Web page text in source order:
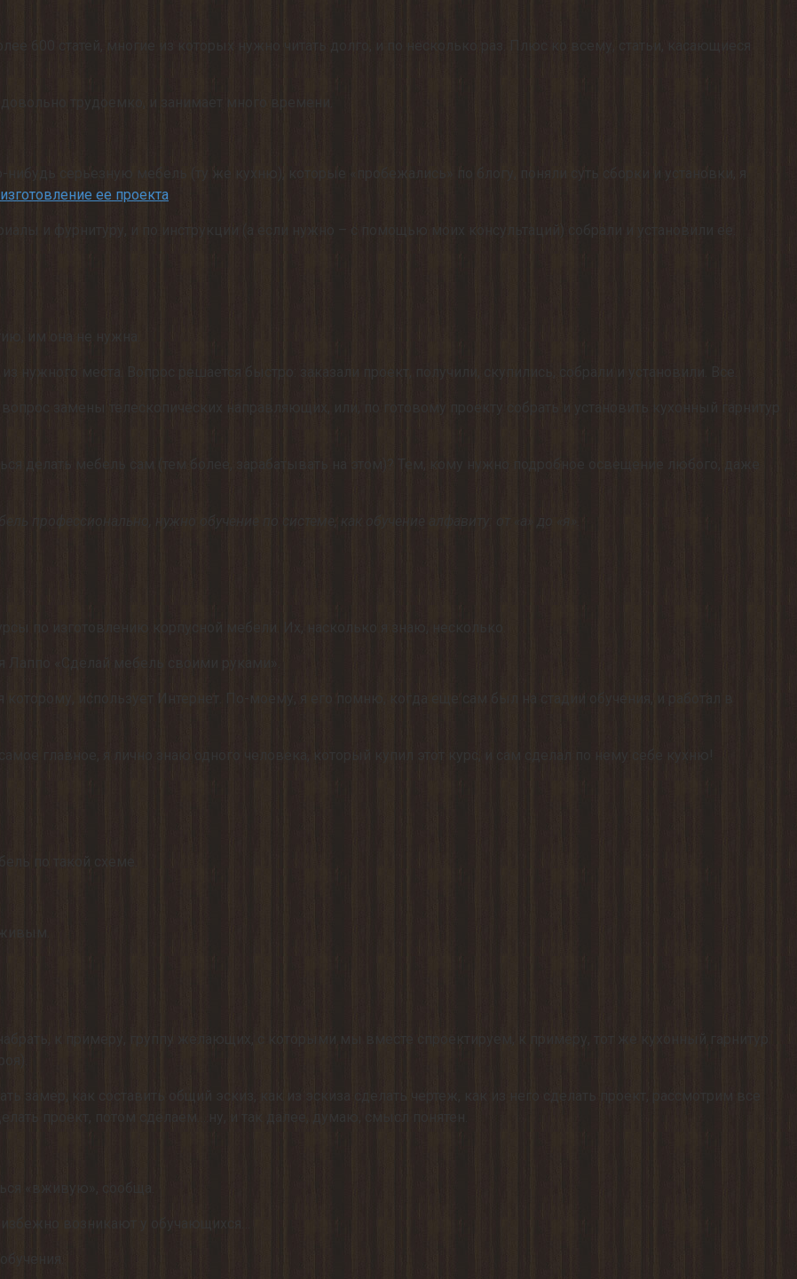
600 статей, многие из которых нужно читать долго, и по несколько раз. Плюс ко всему, статьи, касающиеся
трудоемко, и занимает много времени.
ее проекта
и фурнитуру, и по инструкции (а если нужно – с помощью моих консультаций) собрали и установили ее.
им она не нужна.
нужного места. Вопрос решается быстро: заказали проект, получили, скупились, собрали и установили. Все.
замены телескопических направляющих, или, по готовому проекту собрать и установить кухонный гарнитур
делать мебель сам (тем более, зарабатывать на этом)? Тем, кому нужно подробное освещение любого, даже
профессионально, нужно обучение по системе, как обучение алфавиту: от «а» до «я».
по изготовлению корпусной мебели. Их, насколько я знаю, несколько.
Лаппо «Сделай мебель своими руками».
использует Интернет. По-моему, я его помню, когда еще сам был на стадии обучения, и работал в
главное, я лично знаю одного человека, который купил этот курс, и сам сделал по нему себе кухню!
по такой схеме.
к примеру, группу желающих, с которыми мы вместе спроектируем, к примеру, тот же кухонный гарнитур
замер, как составить общий эскиз, как из эскиза сделать чертеж, как из него сделать проект, рассмотрим все
проект, потом сделаем….ну, и так далее, думаю, смысл понятен.
«вживую», сообща.
возникают у обучающихся…